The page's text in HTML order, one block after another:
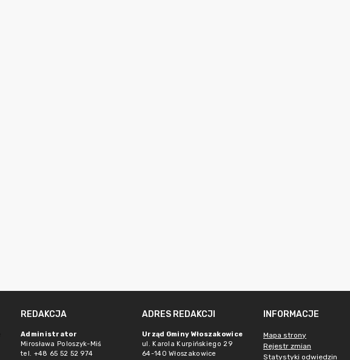
REDAKCJA
Administrator
Mirosława Poloszyk-Miś
tel. +48 65 52 52 974
ADRES REDAKCJI
Urząd Gminy Włoszakowice
ul. Karola Kurpińskiego 29
64-140 Włoszakowice
INFORMACJE
Mapa strony
Rejestr zmian
Statystyki odwiedzin